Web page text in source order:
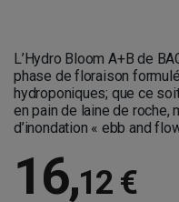
L’Hydro Bloom A+B de
phase de floraison
hydroponiques; que ce
en pain de laine de roche,
d’inondation « ebb and
16,12 €